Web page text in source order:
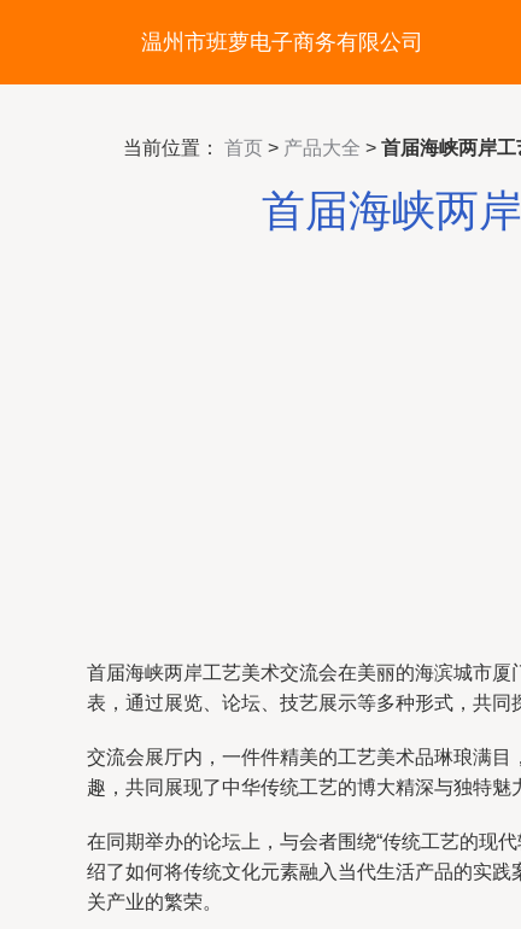
温州市班萝电子商务有限公司
当前位置： 首页 > 产品大全 > 首届海峡两岸
首届海峡两
首届海峡两岸工艺美术交流会在美丽的海滨城市厦
表，通过展览、论坛、技艺展示等多种形式，共同
交流会展厅内，一件件精美的工艺美术品琳琅满
趣，共同展现了中华传统工艺的博大精深与独特
在同期举办的论坛上，与会者围绕“传统工艺的现
绍了如何将传统文化元素融入当代生活产品的实
关产业的繁荣。